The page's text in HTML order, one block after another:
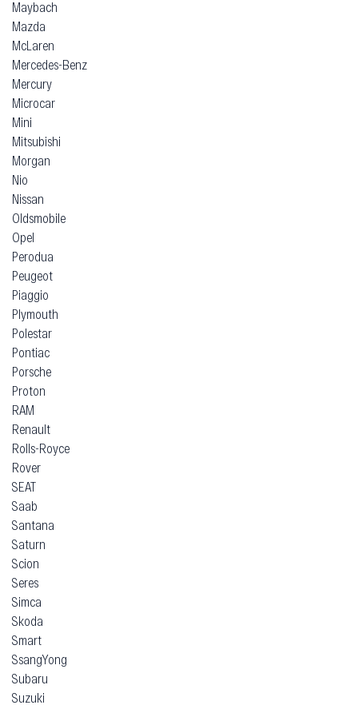
Maybach
Mazda
McLaren
Mercedes-Benz
Mercury
Microcar
Mini
Mitsubishi
Morgan
Nio
Nissan
Oldsmobile
Opel
Perodua
Peugeot
Piaggio
Plymouth
Polestar
Pontiac
Porsche
Proton
RAM
Renault
Rolls-Royce
Rover
SEAT
Saab
Santana
Saturn
Scion
Seres
Simca
Skoda
Smart
SsangYong
Subaru
Suzuki